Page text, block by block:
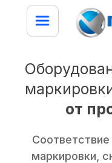
от
маркировки,